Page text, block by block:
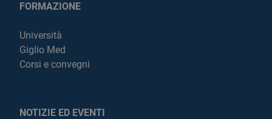
FORMAZIONE
Università
Giglio Med
Corsi e convegni
NOTIZIE ED EVENTI